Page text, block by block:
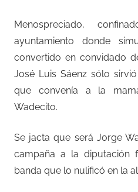
Menospreciado,
ayuntamiento donde
convertido en convidado
José Luis Sáenz sólo
que convenía a la
Wadecito.
Se jacta que será Jorge
campaña a la diputación
banda que lo nulificó en la